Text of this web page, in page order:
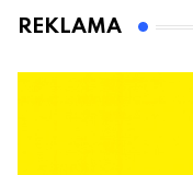
animatora
REKLAMA